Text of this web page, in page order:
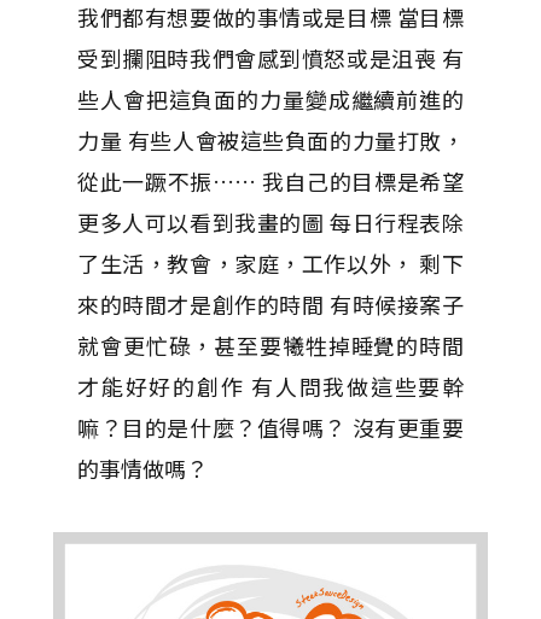
我們都有想要做的事情或是目標 當目標
受到攔阻時我們會感到憤怒或是沮喪 有
些人會把這負面的力量變成繼續前進的
力量 有些人會被這些負面的力量打敗，
從此一蹶不振…… 我自己的目標是希望
更多人可以看到我畫的圖 每日行程表除
了生活，教會，家庭，工作以外， 剩下
來的時間才是創作的時間 有時候接案子
就會更忙碌，甚至要犧牲掉睡覺的時間
才能好好的創作 有人問我做這些要幹
嘛？目的是什麼？值得嗎？ 沒有更重要
的事情做嗎？